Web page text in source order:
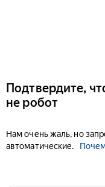
Подтвердите,
не робот
Нам очень жаль, но
автоматические.